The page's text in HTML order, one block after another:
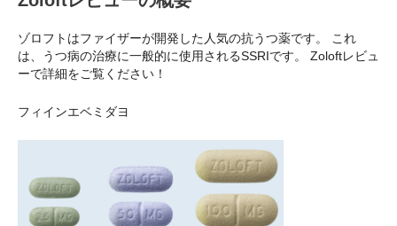
ゾロフトはファイザーが開発した人気の抗うつ薬です。 これ
は、うつ病の治療に一般的に使用されるSSRIです。 Zoloftレビュ
ーで詳細をご覧ください！
フィインエベミダヨ